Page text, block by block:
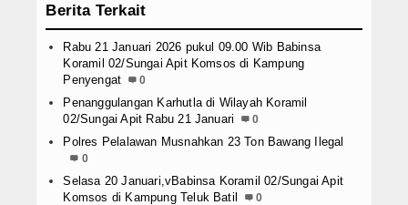
Berita Terkait
Rabu 21 Januari 2026 pukul 09.00 Wib Babinsa
Koramil 02/Sungai Apit Komsos di Kampung
Penyengat
0
Penanggulangan Karhutla di Wilayah Koramil
02/Sungai Apit Rabu 21 Januari
0
Polres Pelalawan Musnahkan 23 Ton Bawang Ilegal
0
Selasa 20 Januari,vBabinsa Koramil 02/Sungai Apit
Komsos di Kampung Teluk Batil
0